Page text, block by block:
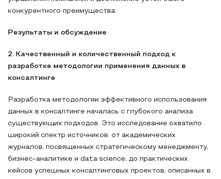
конкурентного преимущества.
Результаты и обсуждение
2. Качественный и количественный подход к
разработке методологии применения данных в
консалтинге
Разработка методологии эффективного использования
данных в консалтинге началась с глубокого анализа
существующих подходов. Это исследование охватило
широкий спектр источников: от академических
журналов, посвященных стратегическому менеджменту,
бизнес-аналитике и data science, до практических
кейсов успешных консалтинговых проектов, описанных в